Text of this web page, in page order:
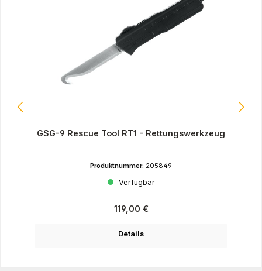
GSG-9 Rescue Tool RT1 - Rettungswerkzeug
Produktnummer: 205849
Verfügbar
Regulärer Preis:
119,00 €
Details